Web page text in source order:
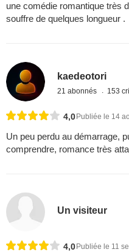
une comédie romantique très
souffre de quelques longueur .
kaedeotori
21 abonnés 153
4,0Publiée le 14
Un peu perdu au démarrage,
comprendre, romance très
Un visiteur
4,0Publiée le 11